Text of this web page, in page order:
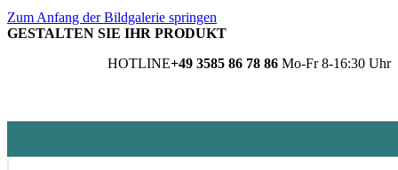
Zum Anfang der Bildgalerie springen
GESTALTEN SIE IHR PRODUKT
HOTLINE+49 3585 86 78 86 Mo-Fr 8-16:30 Uhr